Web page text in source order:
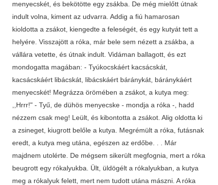
menyecskét, és bekötötte egy zsákba. De még mielőtt útnak
indult volna, kiment az udvarra. Addig a fiú hamarosan
kioldotta a zsákot, kiengedte a feleségét, és egy kutyát tett a
helyére. Visszajött a róka, már bele sem nézett a zsákba, a
vállára vetette, és útnak indult. Vidáman ballagott, és ezt
mondogatta magában: - Tyúkocskáért kacsácskát,
kacsácskáért libácskát, libácskáért báránykát, báránykáért
menyecskét! Megrázza örömében a zsákot, a kutya meg:
,,Hrrr!" - Tyű, de dühös menyecske - mondja a róka -, hadd
nézzem csak meg! Leült, és kibontotta a zsákot. Alig oldotta ki
a zsineget, kiugrott belőle a kutya. Megrémült a róka, futásnak
eredt, a kutya meg utána, egészen az erdőbe. . . Már
majdnem utolérte. De mégsem sikerült megfognia, mert a róka
beugrott egy rókalyukba. Ült, üldögélt a rókalyukban, a kutya
meg a rókalyuk felett, mert nem tudott utána mászni. A róka